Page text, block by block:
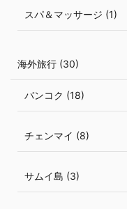
スパ＆マッサージ (1)
海外旅行 (30)
バンコク (18)
チェンマイ (8)
サムイ島 (3)